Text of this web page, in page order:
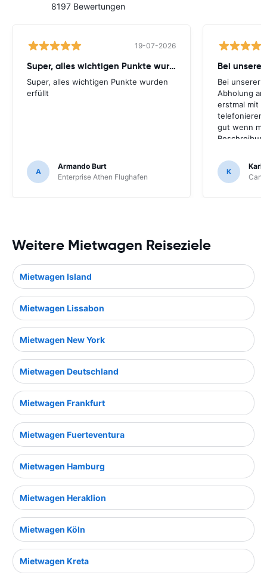
8197 Bewertungen
19-07-2026
Super, alles wichtigen Punkte wurden
Super, alles wichtigen Punkte wurden
erfüllt
A
Armando Burt
Enterprise Athen Flughafen
Bei unserer
Abholung
erstmal mit
gut wenn
den
K
Karl-
Weitere Mietwagen Reiseziele
Mietwagen Island
Mietwagen Lissabon
Mietwagen New York
Mietwagen Deutschland
Mietwagen Frankfurt
Mietwagen Fuerteventura
Mietwagen Hamburg
Mietwagen Heraklion
Mietwagen Köln
Mietwagen Kreta